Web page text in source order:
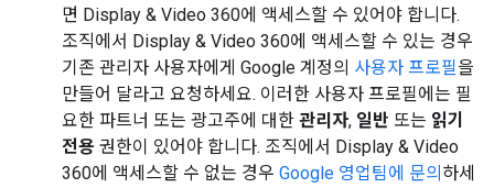
면 Display & Video 360에 액세스할 수 있어야 합니다.
조직에서 Display & Video 360에 액세스할 수 있는 경우
기존 관리자 사용자에게 Google 계정의 사용자 프로필을
만들어 달라고 요청하세요. 이러한 사용자 프로필에는 필
요한 파트너 또는 광고주에 대한 관리자, 일반 또는 읽기
전용 권한이 있어야 합니다. 조직에서 Display & Video
360에 액세스할 수 없는 경우 Google 영업팀에 문의 하세